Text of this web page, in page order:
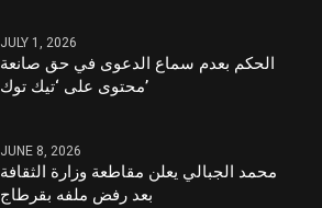
JULY 1, 2026
الحكم بعدم سماع الدعوى في حق صانعة
محتوى على ‘تيك توك’
JUNE 8, 2026
محمد الجبالي يعلن مقاطعة وزارة الثقافة
بعد رفض ملفه بقرطاج